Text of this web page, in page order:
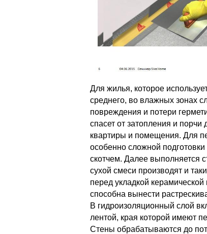
Для жилья, которое
среднего, во влажных зонах
повреждения и потери
спасет от затопления и
квартиры и помещения. Для
особенно сложной
скотчем. Далее выполняется
сухой смеси производят и
перед укладкой
способна вынести
В гидроизоляционный слой
лентой, края которой имеют
Стены обрабатываются до